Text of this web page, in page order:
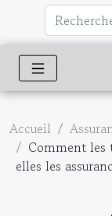
Accueil
Comment les
elles les